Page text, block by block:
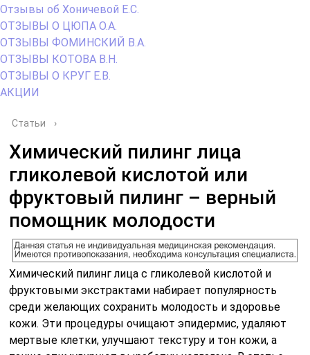
Отзывы об Хоничевой Е.С.
ОТЗЫВЫ О ЦЮПА О.А.
ОТЗЫВЫ ФОМИНСКИЙ В.А.
ОТЗЫВЫ КОТОВА В.Н.
ОТЗЫВЫ О КРУГ Е.В.
АКЦИИ
Статьи ›
Химический пилинг лица
гликолевой кислотой или
фруктовый пилинг – верный
помощник молодости
Химический пилинг лица с гликолевой кислотой и
фруктовыми экстрактами набирает популярность
среди желающих сохранить молодость и здоровье
кожи. Эти процедуры очищают эпидермис, удаляют
мертвые клетки, улучшают текстуру и тон кожи, а